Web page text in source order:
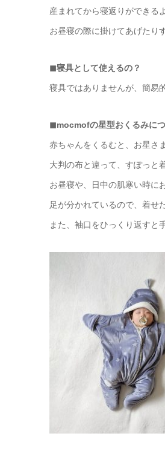
産まれてから寝返りができる
お昼寝の際に掛けてあげたり
◼︎寝具として使えるの？
寝具ではありませんが、簡易
◼︎mocmofの星型おくるみに
赤ちゃんをくるむと、お星さ
大判の布と違って、すぽっと
お昼寝や、日中の肌寒い時に
足が分かれているので、着せ
また、袖口をひっくり返すと